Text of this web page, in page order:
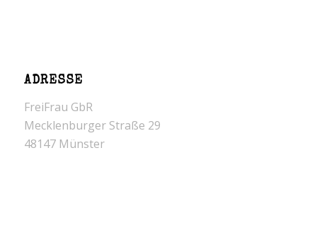
ADRESSE
FreiFrau GbR
Mecklenburger Straße 29
48147 Münster